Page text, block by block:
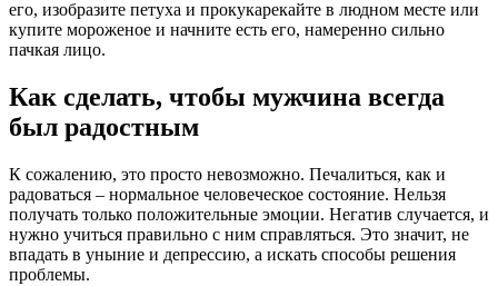
его, изобразите петуха и прокукарекайте в людном месте или
купите мороженое и начните есть его, намеренно сильно
пачкая лицо.
Как сделать, чтобы мужчина всегда
был радостным
К сожалению, это просто невозможно. Печалиться, как и
радоваться – нормальное человеческое состояние. Нельзя
получать только положительные эмоции. Негатив случается, и
нужно учиться правильно с ним справляться. Это значит, не
впадать в уныние и депрессию, а искать способы решения
проблемы.